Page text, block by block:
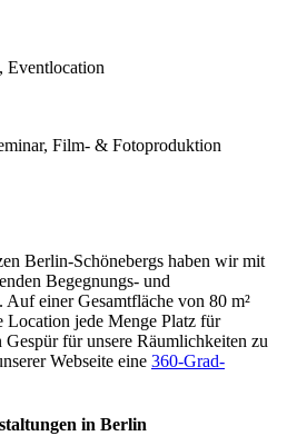
Eventlocation
Film- & Fotoproduktion
Berlin-Schönebergs haben wir mit
Begegnungs- und
Auf einer Gesamtfläche von 80 m²
Location jede Menge Platz für
für unsere Räumlichkeiten zu
Webseite eine 360-Grad-
in Berlin